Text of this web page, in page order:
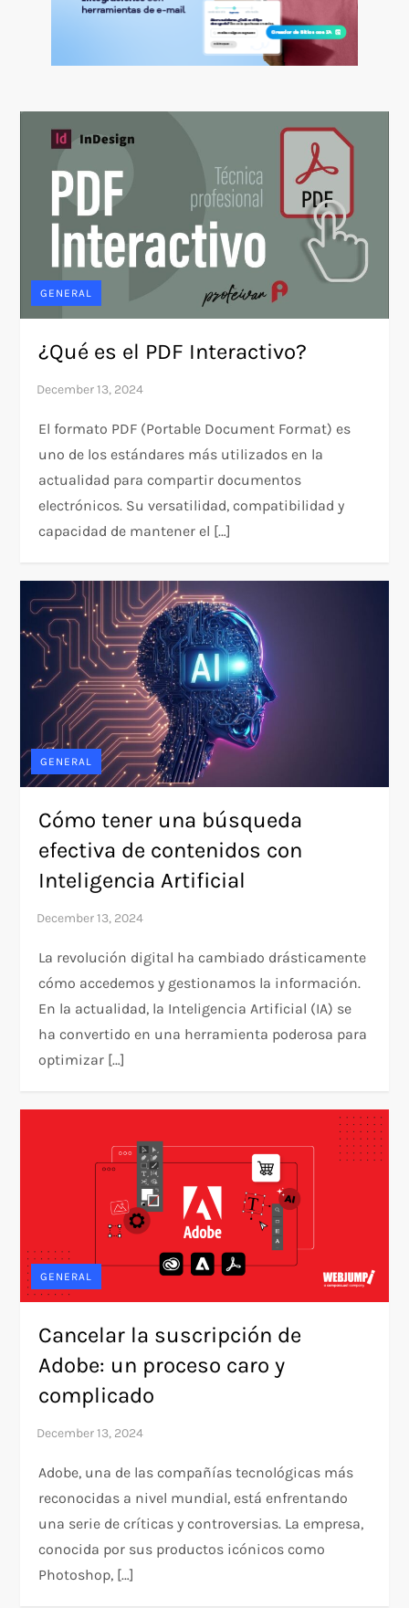
GENERAL
¿Qué es el PDF Interactivo?
El formato PDF (Portable Document Format) es
uno de los estándares más utilizados en la
actualidad para compartir documentos
electrónicos. Su versatilidad, compatibilidad y
capacidad de mantener el […]
GENERAL
Cómo tener una búsqueda
efectiva de contenidos con
Inteligencia Artificial
La revolución digital ha cambiado drásticamente
cómo accedemos y gestionamos la información.
En la actualidad, la Inteligencia Artificial (IA) se
ha convertido en una herramienta poderosa para
optimizar […]
GENERAL
Cancelar la suscripción de
Adobe: un proceso caro y
complicado
Adobe, una de las compañías tecnológicas más
reconocidas a nivel mundial, está enfrentando
una serie de críticas y controversias. La empresa,
conocida por sus productos icónicos como
Photoshop, […]